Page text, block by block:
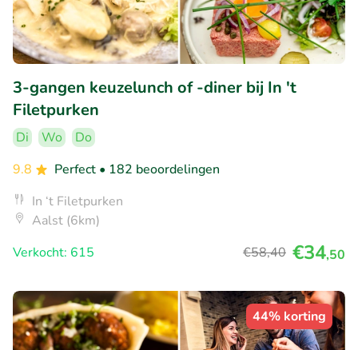
3-gangen keuzelunch of -diner bij In 't
Filetpurken
Di Wo
Do
9.8
Perfect • 182 beoordelingen
In ‘t Filetpurken
Aalst (6km)
Verkocht: 615
€58,40 €34,50
44% korting